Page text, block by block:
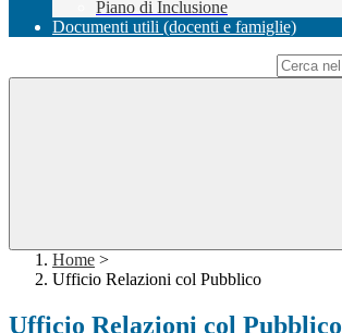
Piano di Inclusione
Documenti utili (docenti e famiglie)
Home >
Ufficio Relazioni col Pubblico
Ufficio Relazioni col Pubblico